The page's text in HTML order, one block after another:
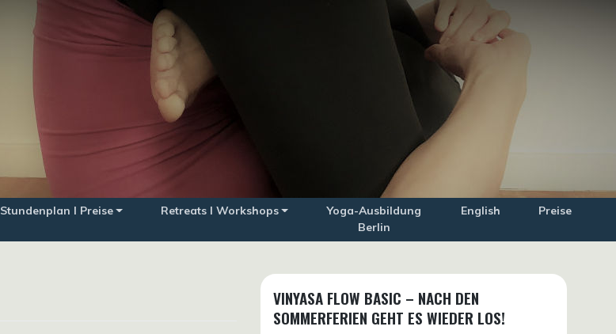
Stundenplan I Preise Retreats I Workshops
Yoga-Ausbildung
Berlin
English Preise
VINYASA FLOW BASIC – NACH DEN
SOMMERFERIEN GEHT ES WIEDER LOS!